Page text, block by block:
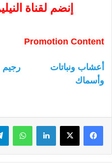
إنضم لقناة
Promotion Content
أعشاب ونباتات رجيم
وأسماك
لينكدإن واتساب